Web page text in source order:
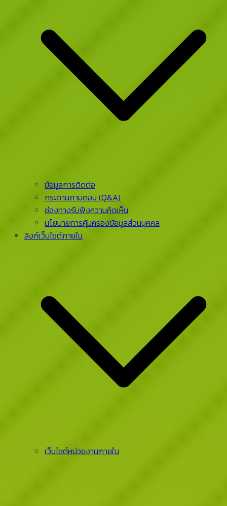
ข้อมูลการติดต่อ
กระดานถามตอบ (Q&A)
ช่องทางรับฟังความคิดเห็น
นโยบายการคุ้มครองข้อมูลส่วนบุคคล
ลิงก์เว็บไซต์ภายใน
เว็บไซต์หน่วยงานภายใน